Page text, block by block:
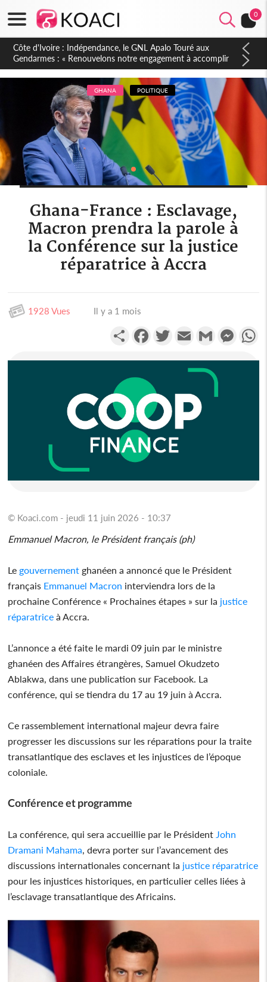
0
Sierra Leone : Un projet de réforme constitutionnelle en
gestation, points clés des amendements, un exclu d'avance
GHANA POLITIQUE
Ghana-France : Esclavage,
Macron prendra la parole à
la Conférence sur la justice
réparatrice à Accra
1928 Vues Il y a 1 mois
PartagerFacebookTwitterEmail Gmail
© Koaci.com - jeudi 11 juin 2026 - 10:37
Emmanuel Macron, le Président français (ph)
Le gouvernement ghanéen a annoncé que le Président
français Emmanuel Macron interviendra lors de la
prochaine Conférence « Prochaines étapes » sur la justice
réparatrice à Accra.
L’annonce a été faite le mardi 09 juin par le ministre
ghanéen des Affaires étrangères, Samuel Okudzeto
Ablakwa, dans une publication sur Facebook. La
conférence, qui se tiendra du 17 au 19 juin à Accra.
Ce rassemblement international majeur devra faire
progresser les discussions sur les réparations pour la traite
transatlantique des esclaves et les injustices de l’époque
coloniale.
Conférence et programme
La conférence, qui sera accueillie par le Président John
Dramani Mahama , devra porter sur l’avancement des
discussions internationales concernant la justice réparatrice
pour les injustices historiques, en particulier celles liées à
l’esclavage transatlantique des Africains.